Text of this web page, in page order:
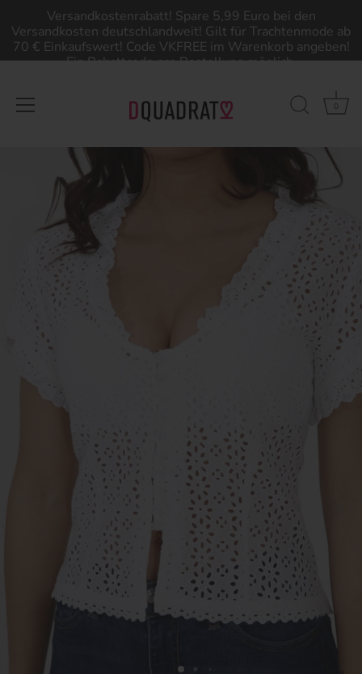
Versandkostenrabatt! Spare 5,99 Euro bei den
Versandkosten deutschlandweit! Gilt für Trachtenmode ab
70 € Einkaufswert! Code VKFREE im Warenkorb angeben!
Ein Rabattcode pro Bestellung möglich.
0